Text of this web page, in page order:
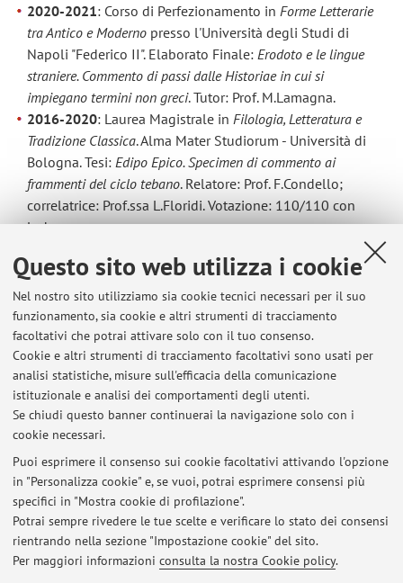
Questo sito web utilizza i cookie
Nel nostro sito utilizziamo sia cookie tecnici necessari per il suo
funzionamento, sia cookie e altri strumenti di tracciamento
facoltativi che potrai attivare solo con il tuo consenso.
Cookie e altri strumenti di tracciamento facoltativi sono usati per
analisi statistiche, misure sull'efficacia della comunicazione
istituzionale e analisi dei comportamenti degli utenti.
Se chiudi questo banner continuerai la navigazione solo con i
cookie necessari.
Puoi esprimere il consenso sui cookie facoltativi attivando l'opzione
in "Personalizza cookie" e, se vuoi, potrai esprimere consensi più
specifici in "Mostra cookie di profilazione".
Potrai sempre rivedere le tue scelte e verificare lo stato dei consensi
rientrando nella sezione "Impostazione cookie" del sito.
Per maggiori informazioni consulta la nostra Cookie policy.
2020-2021: Corso di Perfezionamento in Forme Letterarie
tra Antico e Moderno presso l'Università degli Studi di
Napoli "Federico II". Elaborato Finale: Erodoto e le lingue
straniere. Commento di passi dalle Historiae in cui si
impiegano termini non greci. Tutor: Prof. M.Lamagna.
2016-2020: Laurea Magistrale in Filologia, Letteratura e
Tradizione Classica. Alma Mater Studiorum - Università di
Bologna. Tesi: Edipo Epico. Specimen di commento ai
frammenti del ciclo tebano. Relatore: Prof. F.Condello;
correlatrice: Prof.ssa L.Floridi. Votazione: 110/110 con
lode.
presso
l'Università degli Studi di Napoli "Federico II". Tesi:Il finale
dell'Odissea: un esempio di 'stasis'?Relatore: Prof.
M.Lamagna. Votazione: 110/110 con lode.
2007-2012: Diploma di Maturità Classica presso il Liceo
Classico Statale "A.Genovesi" di Napoli. Votazione: 90/100.
Ultimi avvisi
Al momento non sono presenti avvisi.